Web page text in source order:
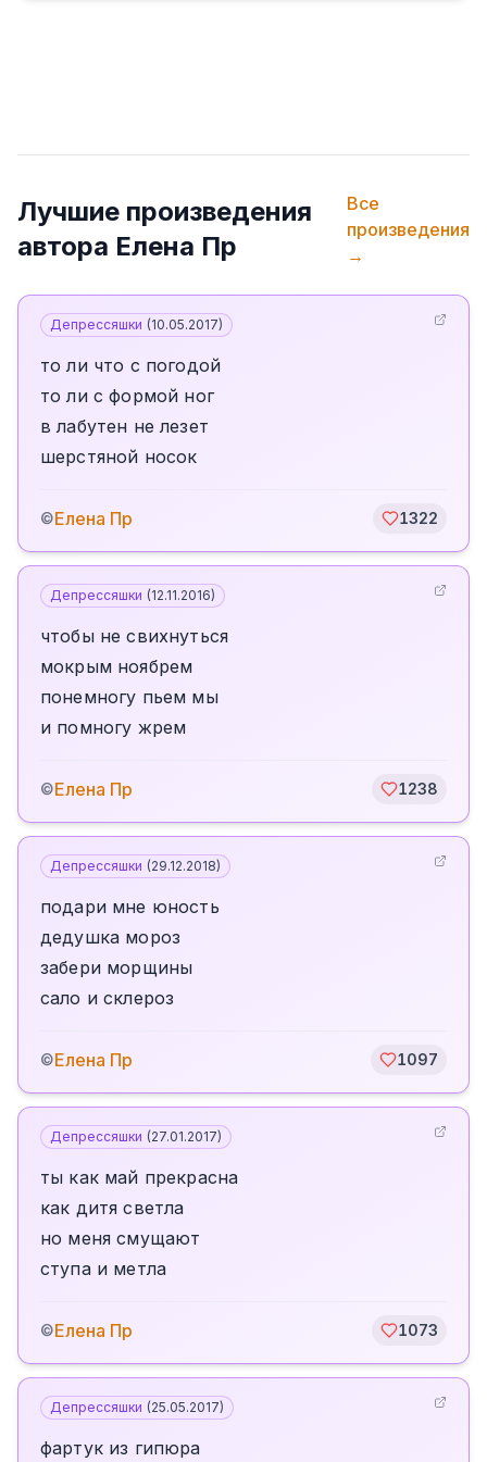
Лучшие произведения
автора Елена Пр
Все
произведения
→
Депрессяшки (10.05.2017)
то ли что с погодой
то ли с формой ног
в лабутен не лезет
шерстяной носок
©Елена Пр 1322
Депрессяшки (12.11.2016)
чтобы не свихнуться
мокрым ноябрем
понемногу пьем мы
и помногу жрем
©Елена Пр 1238
Депрессяшки (29.12.2018)
подари мне юность
дедушка мороз
забери морщины
сало и склероз
©Елена Пр 1097
Депрессяшки (27.01.2017)
ты как май прекрасна
как дитя светла
но меня смущают
ступа и метла
©Елена Пр 1073
Депрессяшки (25.05.2017)
фартук из гипюра